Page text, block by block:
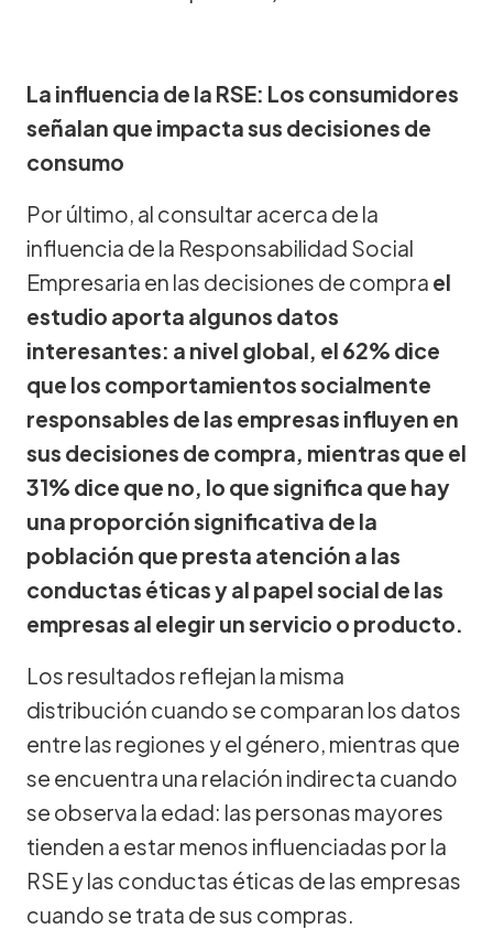
La influencia de la RSE: Los consumidores
señalan que impacta sus decisiones de
consumo
Por último, al consultar acerca de la
influencia de la Responsabilidad Social
Empresaria en las decisiones de compra el
estudio aporta algunos datos
interesantes: a nivel global, el 62% dice
que los comportamientos socialmente
responsables de las empresas influyen en
sus decisiones de compra, mientras que el
31% dice que no, lo que significa que hay
una proporción significativa de la
población que presta atención a las
conductas éticas y al papel social de las
empresas al elegir un servicio o producto.
Los resultados reflejan la misma
distribución cuando se comparan los datos
entre las regiones y el género, mientras que
se encuentra una relación indirecta cuando
se observa la edad: las personas mayores
tienden a estar menos influenciadas por la
RSE y las conductas éticas de las empresas
cuando se trata de sus compras.